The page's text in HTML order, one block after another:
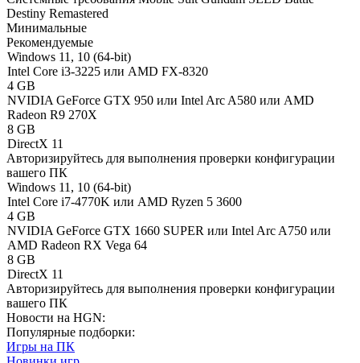
Destiny Remastered
Минимальные
Рекомендуемые
Windows 11, 10 (64-bit)
Intel Core i3-3225 или AMD FX-8320
4 GB
NVIDIA GeForce GTX 950 или Intel Arc A580 или AMD
Radeon R9 270X
8 GB
DirectX 11
Авторизируйтесь для выполнения проверки конфигурации
вашего ПК
Windows 11, 10 (64-bit)
Intel Core i7-4770K или AMD Ryzen 5 3600
4 GB
NVIDIA GeForce GTX 1660 SUPER или Intel Arc A750 или
AMD Radeon RX Vega 64
8 GB
DirectX 11
Авторизируйтесь для выполнения проверки конфигурации
вашего ПК
Новости на HGN:
Популярные подборки:
Игры на ПК